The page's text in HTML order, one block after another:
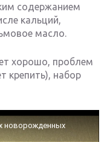
содержанием
кальций,
масло.
хорошо, проблем
крепить), набор
новорожденных